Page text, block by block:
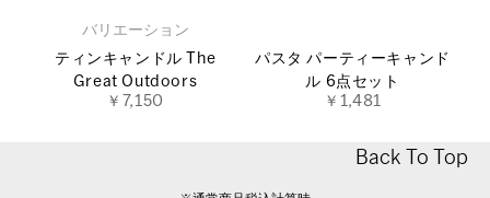
バリエーション
ティンキャンドル The
Great Outdoors
￥7,150
パスタ パーティーキャンド
ル 6点セット
￥1,481
Back To Top